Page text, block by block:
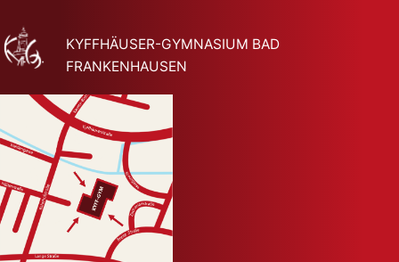
KYFFHÄUSER-GYMNASIUM BAD
FRANKENHAUSEN